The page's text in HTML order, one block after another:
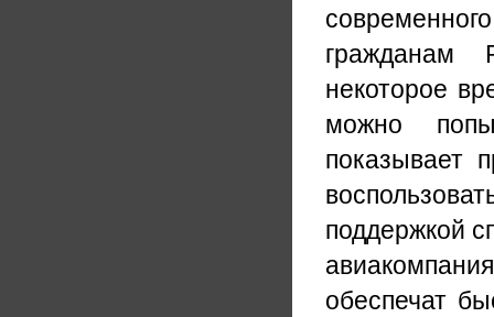
гражданам
некоторое
можно
показывает
поддержкой
обеспечат